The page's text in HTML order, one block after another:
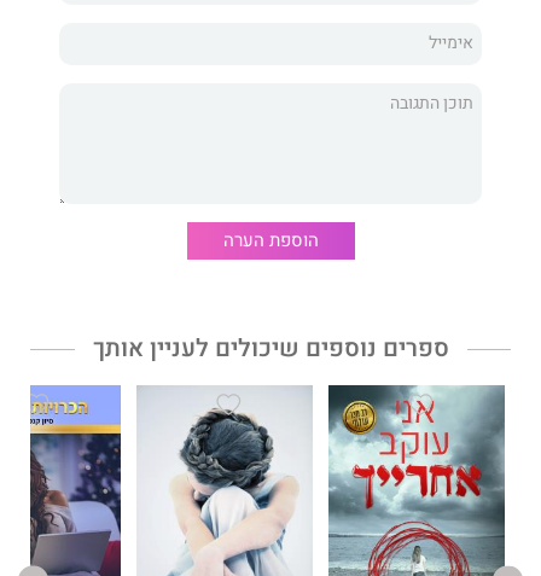
עצות בנושאי לבוש, תזונה ואופן ההתמודדות עם שינויים גדולים,
נושאים שמדברים לכל אישה, ואת הכול היא מתבלת בעצות לחיים
הוא סיפור חיים הכולל בתוכו עצות שנאספו במשך חיים
שלמים של מאבקים ושל התחלות חדשות, וכן טיפים לגידול ילדים
שאפתנים. אתם תגלו שיש הרבה יותר באישה המרתקת זו מאשר
אופייה הכריזמטי ומראַהּ הכובש.
"חם, כן ואמיתי – ׳העוצמה הנשית׳ מלא תובנות ומציע לקוראים עצות
לחיים שנרכשו בעבודה קשה."
דיאן וון פירסטנברג, מעצבת אופנה.
הוספת הערה
ספרים נוספים שיכולים לעניין אותך